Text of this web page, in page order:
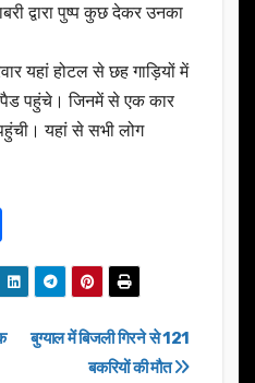
द्वारा पुष्प कुछ देकर उनका
यहां होटल से छह गाड़ियों में
पहुंचे। जिनमें से एक कार
यहां से सभी लोग
h
ar
e
बुग्याल में बिजली गिरने से 121
बकरियों की मौत